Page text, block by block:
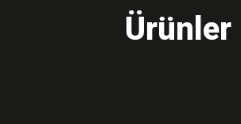
Ürünler